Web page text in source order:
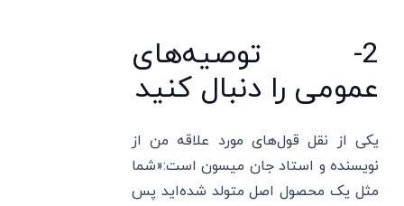
2- توصیه‌های
عمومی را دنبال کنید
یکی از نقل قول‌های مورد علاقه من از
نویسنده و استاد جان میسون است:«شما
مثل یک محصول اصل متولد شده‌اید پس